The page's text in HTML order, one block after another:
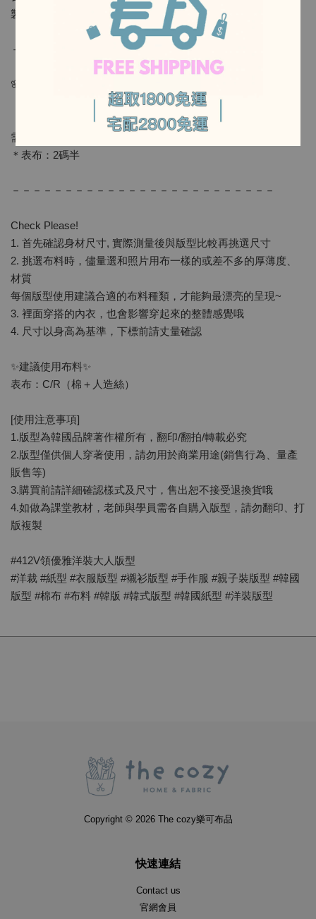
-
製作布料彈性度 ： 👉無彈性／稍微 ／普通 ／ 多
－－－－－－－－－－－－－－－－－－－－－－－－－
🌸版型包含7份袖，長袖唷
需要的布料量（大幅寬的布料為基準）
＊表布：2碼半
－－－－－－－－－－－－－－－－－－－－－－－－－
Check Please!
1. 首先確認身材尺寸, 實際測量後與版型比較再挑選尺寸
2. 挑選布料時，儘量選和照片用布一樣的或差不多的厚薄度、
材質
每個版型使用建議合適的布料種類，才能夠最漂亮的呈現~
3. 裡面穿搭的內衣，也會影響穿起來的整體感覺哦
4. 尺寸以身高為基準，下標前請丈量確認
✨建議使用布料✨
表布：C/R（棉＋人造絲）
[使用注意事項]
1.版型為韓國品牌著作權所有，翻印/翻拍/轉載必究
2.版型僅供個人穿著使用，請勿用於商業用途(銷售行為、量產
販售等)
3.購買前請詳細確認樣式及尺寸，售出恕不接受退換貨哦
4.如做為課堂教材，老師與學員需各自購入版型，請勿翻印、打
版複製
#412V領優雅洋裝大人版型
#洋裁 #紙型 #衣服版型 #襯衫版型 #手作服 #親子裝版型 #韓國
版型 #棉布 #布料 #韓版 #韓式版型 #韓國紙型 #洋裝版型
Copyright © 2026 The cozy樂可布品
快速連結
Contact us
官網會員